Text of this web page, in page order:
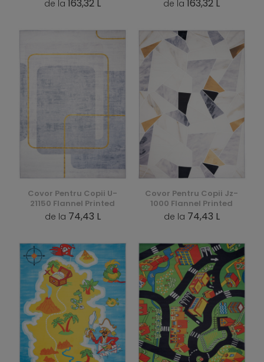
de la 163,32 L de la 163,32 L
Covor Pentru Copii U-
21150 Flannel Printed
de la 74,43 L
Covor Pentru Copii Jz-
1000 Flannel Printed
de la 74,43 L